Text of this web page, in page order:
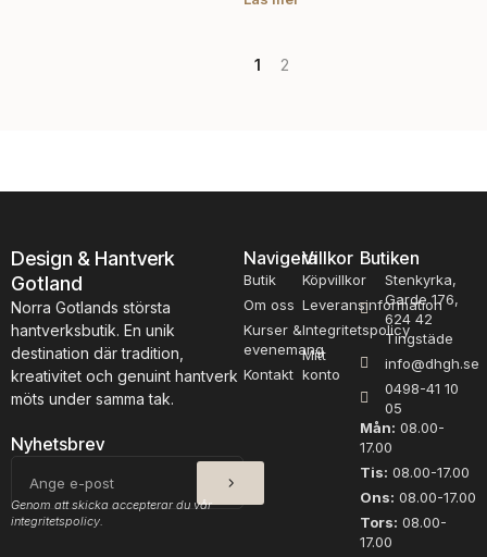
1 2
Design & Hantverk
Gotland
Norra Gotlands största
hantverksbutik. En unik
destination där tradition,
kreativitet och genuint hantverk
möts under samma tak.
Nyhetsbrev
post
SKICKA
Genom att skicka accepterar du vår
integritetspolicy.
Navigera
Butik
Om oss
Kurser &
evenemang
Kontakt
Villkor
Köpvillkor
Leveransinformation
Integritetspolicy
Mitt
konto
Butiken
Stenkyrka,
Garde 176,
624 42
Tingstäde
info@dhgh.se
0498-41 10
05
Mån: 08.00-
17.00
Tis: 08.00-17.00
Ons: 08.00-17.00
Tors: 08.00-
17.00